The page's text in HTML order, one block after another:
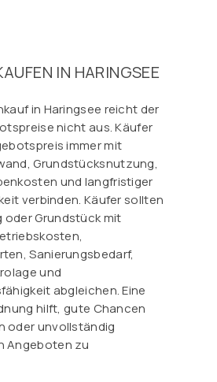
IN HARINGSEE
in Haringsee reicht der
nicht aus. Käufer
immer mit
Grundstücksnutzung,
und langfristiger
verbinden. Käufer sollten
oder Grundstück mit
Sanierungsbedarf,
und
abgleichen. Eine
hilft, gute Chancen
oder unvollständig
Angeboten zu